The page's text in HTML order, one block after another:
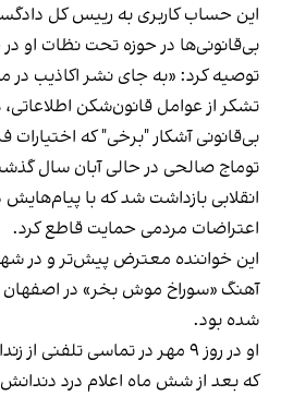
این حساب کاربری به رییس کل
بی‌قانونی‌ها در حوزه تحت نظات او
توصیه کرد: «به جای نشر اکاذیب
تشکر از عوامل قانون‌شکن
بی‌قانونی آشکار "برخی" که اختیارات
توماج صالحی در حالی آبان‌ سال
انقلابی بازداشت شد که با
اعتراضات مردمی حمایت قاطع کرد.
آهنگ «‌سوراخ موش بخر» در اصفهان
شده بود.
او در روز ۹ مهر در تماسی
که بعد از شش ماه اعلام درد